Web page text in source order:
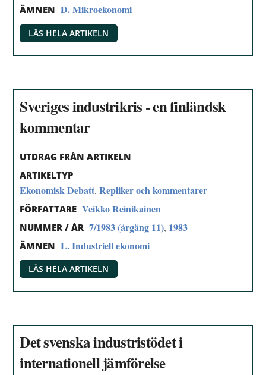
ÄMNEN D. Mikroekonomi
LÄS HELA ARTIKELN
Sveriges industrikris - en finländsk
kommentar
UTDRAG FRÅN ARTIKELN
ARTIKELTYP
Ekonomisk Debatt,Repliker och kommentarer
FÖRFATTARE Veikko Reinikainen
NUMMER / ÅR 7/1983 (årgång 11), 1983
ÄMNEN L. Industriell ekonomi
LÄS HELA ARTIKELN
Det svenska industristödet i
internationell jämförelse